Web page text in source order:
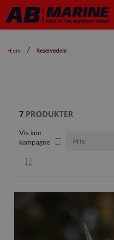
Hjem Reservedele
7PRODUKTER
Vis kun
kampagne